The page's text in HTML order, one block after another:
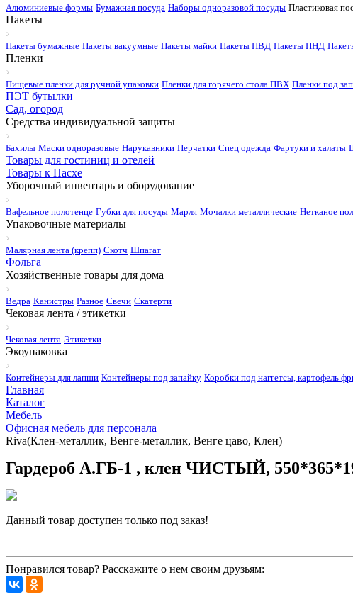
Алюминиевые формы Бумажная посуда Наборы одноразовой посуды Пластиковая
Пакеты
Пакеты бумажные Пакеты вакуумные Пакеты майки Пакеты ПВД Пакеты ПНД
Пленки
Пищевые пленки для ручной упаковки Пленки для горячего стола ПВХ Пленки под
ПЭТ бутылки
Сад, огород
Средства индивидуальной защиты
Бахилы Маски одноразовые Нарукавники Перчатки Спец одежда Фартуки и халаты
Товары для гостиниц и отелей
Товары к Пасхе
Уборочный инвентарь и оборудование
Вафельное полотенце Губки для посуды Марля Мочалки металлические Нетканое
Упаковочные материалы
Малярная лента (крепп) Скотч Шпагат
Фольга
Хозяйственные товары для дома
Ведра Канистры Разное Свечи Скатерти
Чековая лента / этикетки
Чековая лента Этикетки
Экоупаковка
Контейнеры для лапши Контейнеры под запайку Коробки под наггетсы, картофель
Главная
Каталог
Мебель
Офисная мебель для персонала
Riva(Клен-металлик, Венге-металлик, Венге цаво, Клен)
Гардероб А.ГБ-1 , клен ЧИСТЫЙ,
Данный товар доступен только под заказ!
Понравился товар? Расскажите о нем своим друзьям: